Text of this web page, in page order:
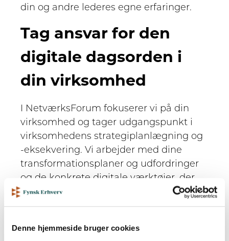
Denne hjemmeside bruger cookies
din og andre lederes egne erfaringer.
Tag ansvar for den
digitale dagsorden i
din virksomhed
I NetværksForum fokuserer vi på din
virksomhed og tager udgangspunkt i
virksomhedens strategiplanlægning og
-eksekvering. Vi arbejder med dine
transformationsplaner og udfordringer
og de konkrete digitale værktøjer, der
kan skabe værdi for virksomheden. Vi
sætter fokus på både nye emner og de
CIO, IT-chef eller projektansvarlig bør